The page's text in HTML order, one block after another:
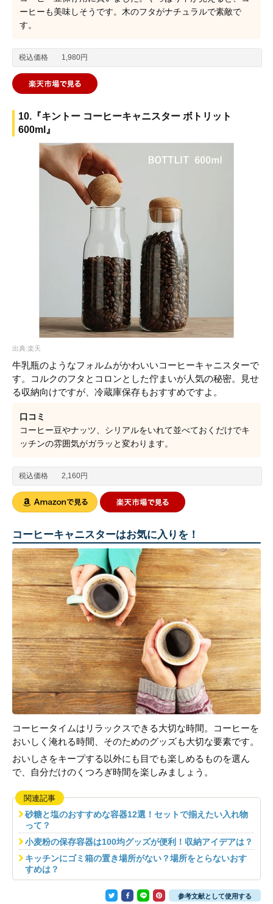
ーヒーも美味しそうです。木のフタがナチュラルで素敵で
す。
税込価格 1,980円
10.『キントー コーヒーキャニスター ボトリット
600ml』
出典:楽天
牛乳瓶のようなフォルムがかわいいコーヒーキャニスターで
す。コルクのフタとコロンとした佇まいが人気の秘密。見せ
る収納向けですが、冷蔵庫保存もおすすめですよ。
口コミ
コーヒー豆やナッツ、シリアルをいれて並べておくだけでキ
ッチンの雰囲気がガラッと変わります。
税込価格 2,160円
コーヒーキャニスターはお気に入りを！
コーヒータイムはリラックスできる大切な時間。コーヒーを
おいしく淹れる時間、そのためのグッズも大切な要素です。
おいしさをキープする以外にも目でも楽しめるものを選ん
で、自分だけのくつろぎ時間を楽しみましょう。
関連記事
砂糖と塩のおすすめな容器12選！セットで揃えたい入れ物
って？
小麦粉の保存容器は100均グッズが便利！収納アイデアは？
キッチンにゴミ箱の置き場所がない？場所をとらないおす
すめは？
参考文献として使用する